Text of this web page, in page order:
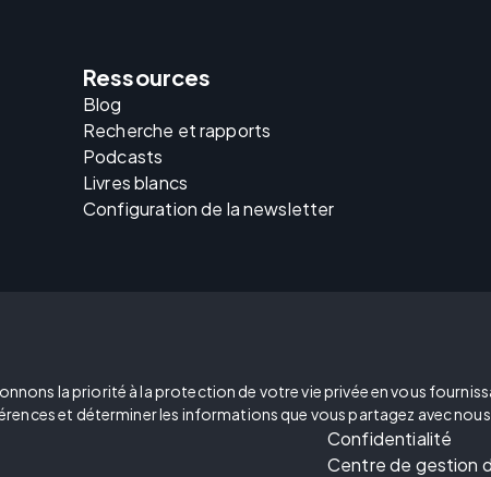
Ressources
Blog
Recherche et rapports
Podcasts
Livres blancs
Configuration de la newsletter
la priorité à la protection de votre vie privée en vous
et déterminer les informations que vous partagez avec
Confidentialité
Centre de gestion